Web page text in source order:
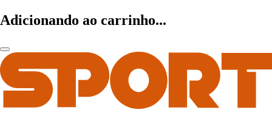
Adicionando ao carrinho...